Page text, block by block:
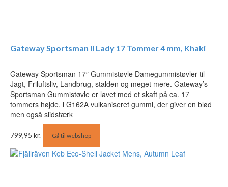
Gateway Sportsman II Lady 17 Tommer 4 mm, Khaki
Gateway Sportsman 17″ Gummistøvle Damegummistøvler til
Jagt, Friluftsliv, Landbrug, stalden og meget mere. Gateway’s
Sportsman Gummistøvle er lavet med et skaft på ca. 17
tommers højde, i G162A vulkaniseret gummi, der giver en blød
men også slidstærk
799,95 kr. Gå til webshop